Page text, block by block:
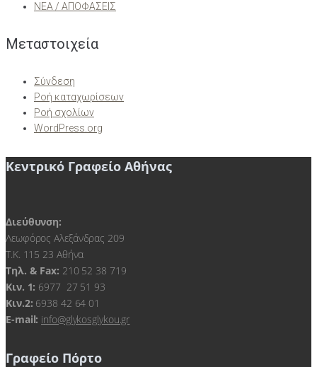
ΝΕΑ / ΑΠΟΦΑΣΕΙΣ
Μεταστοιχεία
Σύνδεση
Ροή καταχωρίσεων
Ροή σχολίων
WordPress.org
Κεντρικό Γραφείο Αθήνας
Διεύθυνση:
Λεωφόρος Αλεξάνδρας 209
Τ.Κ. 115 23 Αθήνα
Τηλ. & Fax: 210 52 38 719
Kιν. 1: 6977 27 51 93
Κιν.2: 6938 42 64 01
E-mail: info@glykosglykou.gr
Γραφείο Πόρτο